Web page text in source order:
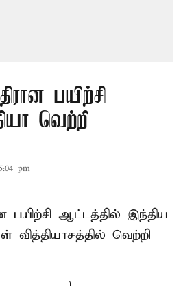
பயிற்சி
வெற்றி
pm
பயிற்சி ஆட்டத்தில் இந்திய
வித்தியாசத்தில் வெற்றி